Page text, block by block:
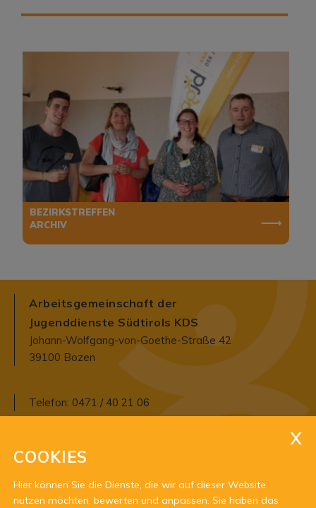
BEZIRKSTREFFEN
ARCHIV
Arbeitsgemeinschaft der
Jugenddienste Südtirols KDS
Johann-Wolfgang-von-Goethe-Straße 42
39100 Bozen
Telefon: 0471 / 40 21 06
E-Mail:agjd@jugenddienst.it
Pec:agjd@pec.jugenddienst.it
COOKIES
Hier können Sie die Dienste, die wir auf dieser Website
nutzen möchten, bewerten und anpassen. Sie haben das